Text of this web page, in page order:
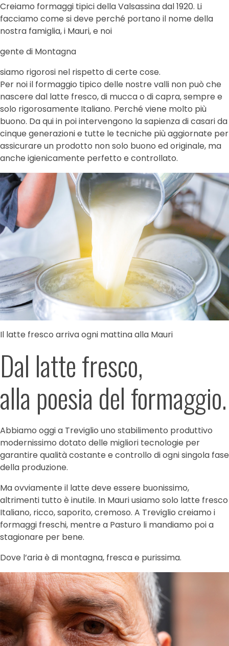
Creiamo formaggi tipici della Valsassina dal 1920. Li
facciamo come si deve perché portano il nome della
nostra famiglia, i Mauri, e noi
gente di Montagna
siamo rigorosi nel rispetto di certe cose.
Per noi il formaggio tipico delle nostre valli non può che
nascere dal latte fresco, di mucca o di capra, sempre e
solo rigorosamente Italiano. Perché viene molto più
buono. Da qui in poi intervengono la sapienza di casari da
cinque generazioni e tutte le tecniche più aggiornate per
assicurare un prodotto non solo buono ed originale, ma
anche igienicamente perfetto e controllato.
Il latte fresco arriva ogni mattina alla Mauri
Dal latte fresco,
alla poesia del formaggio.
Abbiamo oggi a Treviglio uno stabilimento produttivo
modernissimo dotato delle migliori tecnologie per
garantire qualità costante e controllo di ogni singola fase
della produzione.
Ma ovviamente il latte deve essere buonissimo,
altrimenti tutto è inutile. In Mauri usiamo solo latte fresco
Italiano, ricco, saporito, cremoso. A Treviglio creiamo i
formaggi freschi, mentre a Pasturo li mandiamo poi a
stagionare per bene.
Dove l’aria è di montagna, fresca e purissima.